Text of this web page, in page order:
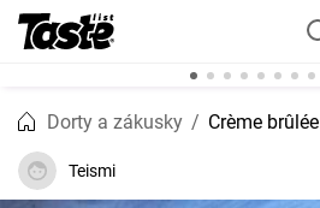
Dorty a zákusky Crème brûlée
Teismi